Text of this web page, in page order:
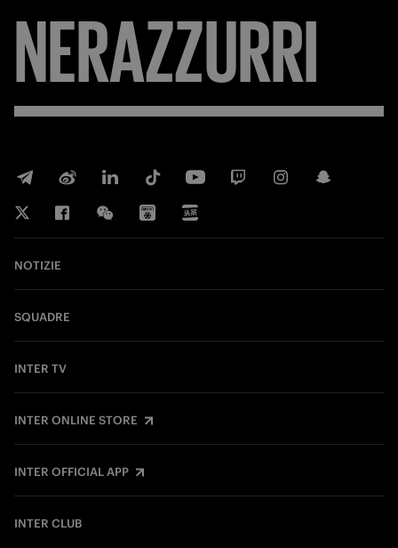
NERAZZURRI
NOTIZIE
SQUADRE
INTER TV
INTER ONLINE STORE
INTER OFFICIAL APP
INTER CLUB